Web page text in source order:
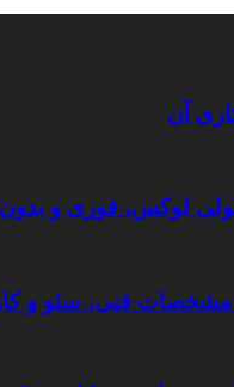
آن
لوکس، فوری و
مشخصات فنی، سئو و